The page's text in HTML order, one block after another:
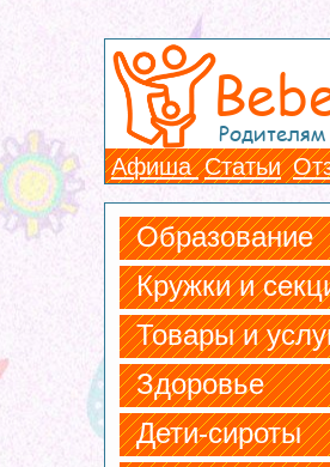
Родителям
Афиша Статьи
Образование
Кружки и
Товары и
Здоровье
Дети-сироты